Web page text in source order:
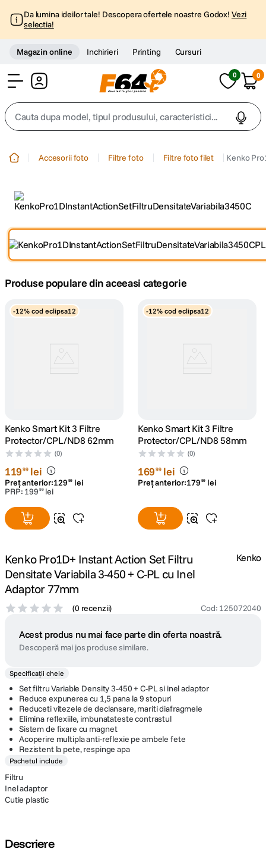
Da lumina ideilor tale! Descopera ofertele noastre Godox! Vezi
selectia!
Magazin online Inchirieri Printing Cursuri
0 0
Cauta dupa model, tipul produsului, caracteristici...
2. trepied
4. peak design
canon sx740 hs
lavaliera
card memorie
ulanzi
10. godox
Accesorii foto Filtre foto Filtre foto filet Kenko
Produse populare din aceeasi categorie
-12% cod eclipsa12
Kenko Smart Kit 3 Filtre
Protector/CPL/ND8 62mm
(0)
11999 lei
Preț anterior:129 99 lei
PRP: 199 99 lei
-12% cod eclipsa12
Kenko Smart Kit 3 Filtre
Protector/CPL/ND8 58mm
(0)
16999 lei
Preț anterior:179 99 lei
Kenko Pro1D+ Instant Action Set Filtru
Densitate Variabila 3-450 + C-PL cu Inel
Adaptor 77mm
(0 recenzii) Cod: 125072040
Kenko
Acest produs nu mai face parte din oferta noastră.
Descoperă mai jos produse similare.
Specificații cheie
Set filtru Variable Density 3-450 + C-PL si inel adaptor
Reduce expunerea cu 1,5 pana la 9 stopuri
Reduceti vitezele de declansare, mariti diafragmele
Elimina reflexiile, imbunatateste contrastul
Sistem de fixare cu magnet
Acoperire multipla anti-reflexie pe ambele fete
Rezistent la pete, respinge apa
Pachetul include
Filtru
Inel adaptor
Cutie plastic
Descriere